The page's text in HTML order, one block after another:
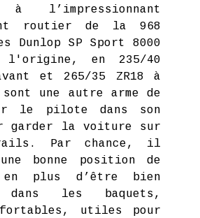
à l’impressionnant
routier de la 968
Dunlop SP Sport 8000
en 235/40
et 265/35 ZR18 à
une autre arme de
le pilote dans son
garder la voiture sur
Par chance, il
bonne position de
en plus d’être bien
dans les baquets,
utiles pour